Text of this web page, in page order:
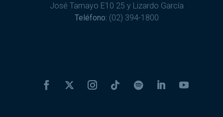
José Tamayo E10 25 y Lizardo García
Teléfono: (02) 394-1800